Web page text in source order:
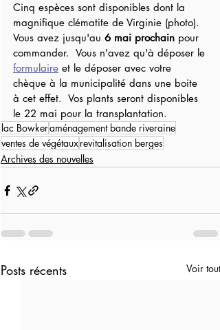
Cinq espèces sont disponibles dont la
magnifique clématite de Virginie (photo).
Vous avez jusqu'au 6 mai prochain pour
commander.  Vous n'avez qu'à déposer le
formulaire et le déposer avec votre
chèque à la municipalité dans une boite
à cet effet.  Vos plants seront disponibles
le 22 mai pour la transplantation.
lac Bowkeraménagement bande riveraine
ventes de végétauxrevitalisation berges
Archives des nouvelles
Posts récents Voir tout